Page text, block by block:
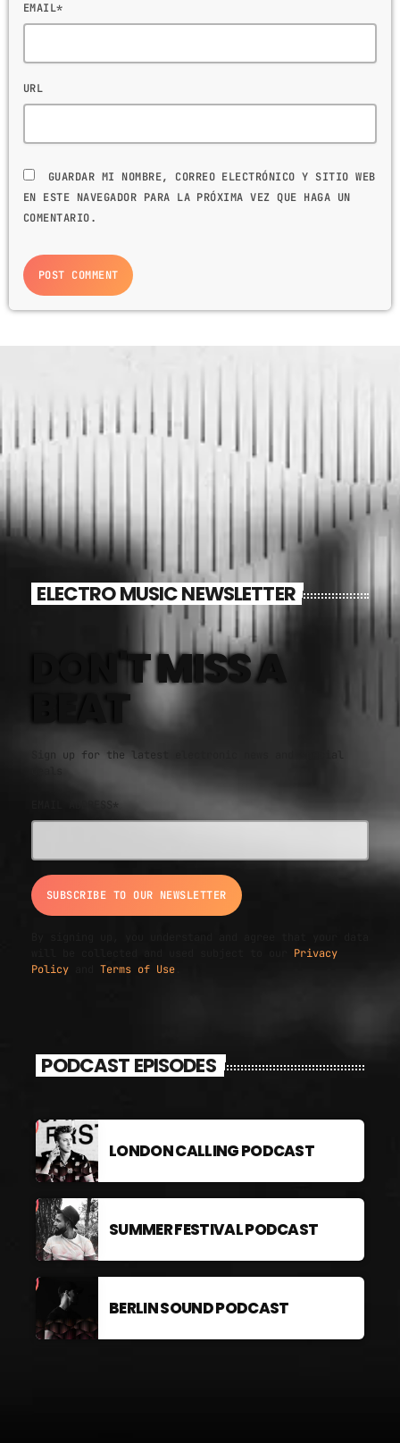
EMAIL*
URL
GUARDAR MI NOMBRE, CORREO ELECTRÓNICO Y SITIO WEB
EN ESTE NAVEGADOR PARA LA PRÓXIMA VEZ QUE HAGA UN
COMENTARIO.
ELECTRO MUSIC NEWSLETTER
DON'T MISS A
BEAT
Sign up for the latest electronic news and special
EMAIL ADDRESS*
Privacy
Policy
Terms of Use
PODCAST EPISODES
LONDON CALLING PODCAST
SUMMER FESTIVAL PODCAST
BERLIN SOUND PODCAST